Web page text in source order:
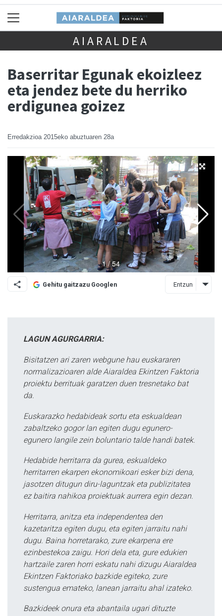
AIARALDEA
Baserritar Egunak ekoizleez
eta jendez bete du herriko
erdigunea goizez
Erredakzioa 2015eko abuztuaren 28a
Gehitu gaitzazu Googlen Entzun
LAGUN AGURGARRIA:
Bisitatzen ari zaren webgune hau euskararen
normalizazioaren alde Aiaraldea Ekintzen Faktoria
proiektu berrituak garatzen duen tresnetako bat
da.
Euskarazko hedabideak sortu eta eskualdean
zabaltzeko gogor lan egiten dugu egunero-
egunero langile zein boluntario talde handi batek.
Hedabide herritarra da gurea, eskualdeko
herritarren ekarpen ekonomikoari esker bizi dena,
jasotzen ditugun diru-laguntzak eta publizitatea
ez baitira nahikoa proiektuak aurrera egin dezan.
Herritarra, anitza eta independentea den
kazetaritza egiten dugu, eta egiten jarraitu nahi
dugu. Baina horretarako, zure ekarpena ere
ezinbestekoa zaigu. Hori dela eta, gure edukien
hartzaile zaren horri eskatu nahi dizugu Aiaraldea
Ekintzen Faktoriako bazkide egiteko, zure
sustengua emateko, lanean jarraitu ahal izateko.
Bazkideek onura eta abantaila ugari dituzte